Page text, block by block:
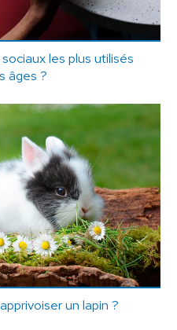
les plus utilisés
âges ?
un lapin ?